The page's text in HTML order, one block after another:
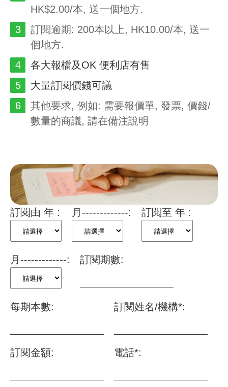
HK$2.00/本, 送一個地方.
訂閱逾期: 200本以上, HK10.00/本, 送一
個地方.
各大報檔及OK 便利店有售
大量訂閱價錢可議
其他要求, 例如: 需要報價單, 發票, 價錢/
數量的商議, 請在備注說明
訂閱由 年 : 月-------------: 訂閱至 年 :
月-------------: 訂閱期數:
每期本數: 訂閱姓名/機構*:
訂閱金額: 電話*: